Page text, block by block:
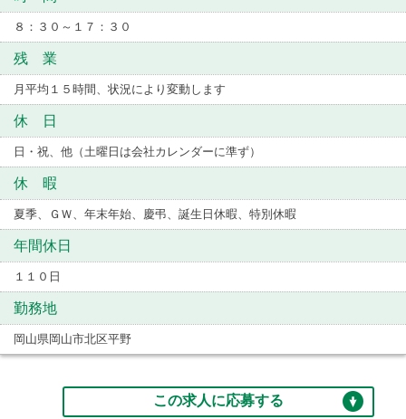
８：３０～１７：３０
残 業
月平均１５時間、状況により変動します
休 日
日・祝、他（土曜日は会社カレンダーに準ず）
休 暇
夏季、ＧＷ、年末年始、慶弔、誕生日休暇、特別休暇
年間休日
１１０日
勤務地
岡山県岡山市北区平野
この求人に応募する